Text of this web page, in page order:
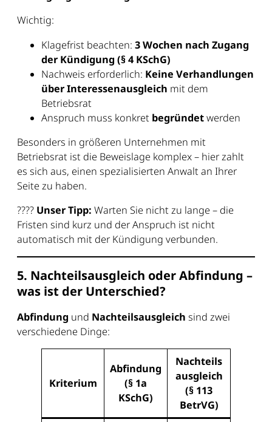
Wichtig:
Klagefrist beachten: 3 Wochen nach Zugang
der Kündigung (§ 4 KSchG)
Nachweis erforderlich: Keine Verhandlungen
über Interessenausgleich mit dem
Betriebsrat
Anspruch muss konkret begründetwerden
Besonders in größeren Unternehmen mit
Betriebsrat ist die Beweislage komplex – hier zahlt
es sich aus, einen spezialisierten Anwalt an Ihrer
Seite zu haben.
???? Unser Tipp: Warten Sie nicht zu lange – die
Fristen sind kurz und der Anspruch ist nicht
automatisch mit der Kündigung verbunden.
5. Nachteilsausgleich oder Abfindung –
was ist der Unterschied?
Abfindung und Nachteilsausgleich sind zwei
verschiedene Dinge:
Kriterium
Abfindung
(§ 1a
KSchG)
Nachteils
ausgleich
(§ 113
BetrVG)